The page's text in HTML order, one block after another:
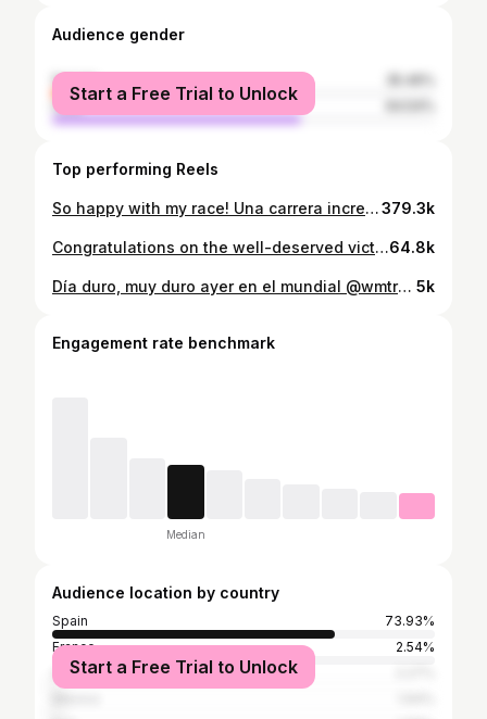
Audience gender
female
male
Start a Free Trial to Unlock
Top performing Reels
So happy with my race! Una carrera increíble por la Toscana, rodeada de viñedos y de villas de foto! ¡Ritmos frenéticos! 43km, 1600+ en 3h20'45" 😲 . . @asicsrunning 🎥: @enzobesson #asics #asicsathlete #asicstrail #soundmindsoundbody379.3k
Congratulations on the well-deserved victory at the @transgrancanaria 2023, @nurietagil. The 🇪🇸 athlete, who raced in the #FUJILITE 3 shoes, finished the route of 46km and 1,900m of elevation at 4:08:00, more than 10 minutes ahead of the second place and in 23rd place overall. 💬 “I couldn’t participate last year due to an injury, but fortunately, I made it in 2023.” ¡Felicitaciones! #SoundMindSoundBody #NothingFeelsBetter #ASICSTrail #TrailRunning #Transgrancanaria64.8k
Día duro, muy duro ayer en el mundial @wmtrc2023_innsbruckstubai Todo iba bien, pero en el km 15 empezaron los calambres, así que tocó tirar de cabeza e intentar llegar a meta. Aunque no era lo que esperaba, di todo lo que tenía. Fue un placer formar parte de este equipo! Felicidades chicas 🫶 @atletismorfea 📸: @josemiguelmunoze 5k
Engagement rate benchmark
Median
Audience location by country
Spain
73.93%
France
2.54%
Argentina
Start a Free Trial to Unlock